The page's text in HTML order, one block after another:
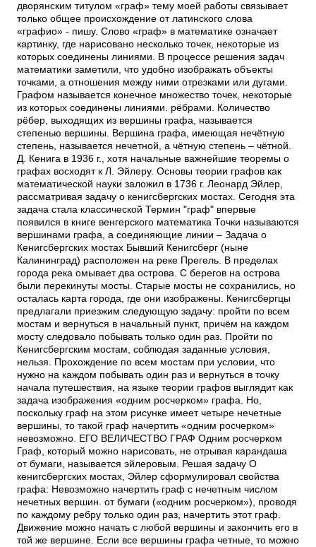
дворянским титулом «граф» тему моей работы связывает
только общее происхождение от латинского слова
«графио» - пишу. Слово «граф» в математике означает
картинку, где нарисовано несколько точек, некоторые из
которых соединены линиями. В процессе решения задач
математики заметили, что удобно изображать объекты
точками, а отношения между ними отрезками или дугами.
Графом называется конечное множество точек, некоторые
из которых соединены линиями. рёбрами. Количество
рёбер, выходящих из вершины графа, называется
степенью вершины. Вершина графа, имеющая нечётную
степень, называется нечетной, а чётную степень – чётной.
Д. Кенига в 1936 г., хотя начальные важнейшие теоремы о
графах восходят к Л. Эйлеру. Основы теории графов как
математической науки заложил в 1736 г. Леонард Эйлер,
рассматривая задачу о кенигсбергских мостах. Сегодня эта
задача стала классической Термин "граф" впервые
появился в книге венгерского математика Точки называются
вершинами графа, а соединяющие линии – Задача о
Кенигсбергских мостах Бывший Кенигсберг (ныне
Калининград) расположен на реке Прегель. В пределах
города река омывает два острова. С берегов на острова
были перекинуты мосты. Старые мосты не сохранились, но
осталась карта города, где они изображены. Кенигсбергцы
предлагали приезжим следующую задачу: пройти по всем
мостам и вернуться в начальный пункт, причём на каждом
мосту следовало побывать только один раз. Пройти по
Кенигсбергским мостам, соблюдая заданные условия,
нельзя. Прохождение по всем мостам при условии, что
нужно на каждом побывать один раз и вернуться в точку
начала путешествия, на языке теории графов выглядит как
задача изображения «одним росчерком» графа. Но,
поскольку граф на этом рисунке имеет четыре нечетные
вершины, то такой граф начертить «одним росчерком»
невозможно. ЕГО ВЕЛИЧЕСТВО ГРАФ Одним росчерком
Граф, который можно нарисовать, не отрывая карандаша
от бумаги, называется эйлеровым. Решая задачу О
кенигсбергских мостах, Эйлер сформулировал свойства
графа: Невозможно начертить граф с нечетным числом
нечетных вершин. от бумаги («одним росчерком»), проводя
по каждому ребру только один раз, начертить этот граф.
Движение можно начать с любой вершины и закончить его в
той же вершине. Если все вершины графа четные, то можно